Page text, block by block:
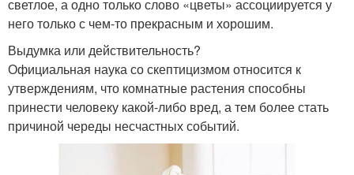
светлое, а одно только слово «цветы» ассоциируется у
него только с чем-то прекрасным и хорошим.
Выдумка или действительность?
Официальная наука со скептицизмом относится к
утверждениям, что комнатные растения способны
принести человеку какой-либо вред, а тем более стать
причиной череды несчастных событий.